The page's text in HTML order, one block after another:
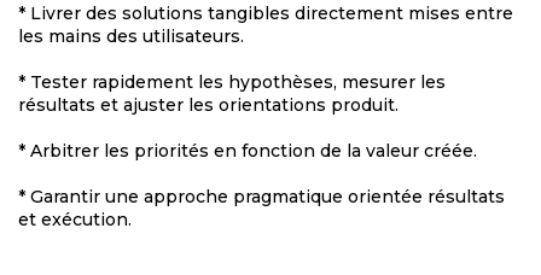
* Livrer des solutions tangibles directement mises entre
les mains des utilisateurs.
* Tester rapidement les hypothèses, mesurer les
résultats et ajuster les orientations produit.
* Arbitrer les priorités en fonction de la valeur créée.
* Garantir une approche pragmatique orientée résultats
et exécution.